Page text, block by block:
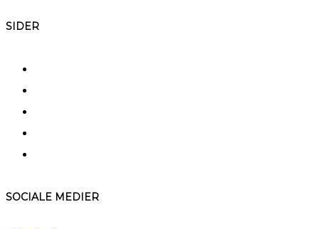
SIDER
SOCIALE MEDIER